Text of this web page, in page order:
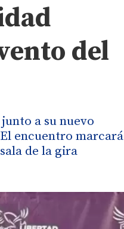
del
a su nuevo
encuentro marcará
de la gira